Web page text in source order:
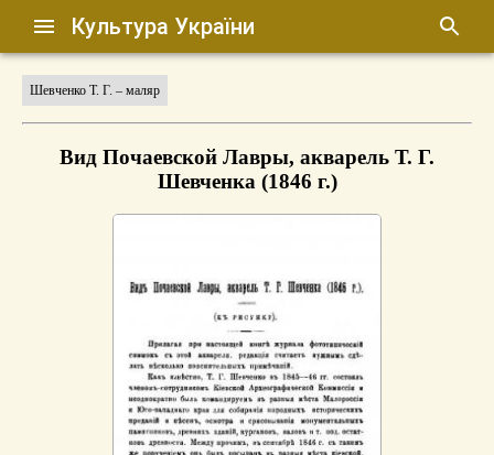
Культура України
Шевченко Т. Г. – маляр
Вид Почаевской Лавры, акварель Т. Г.
Шевченка (1846 г.)